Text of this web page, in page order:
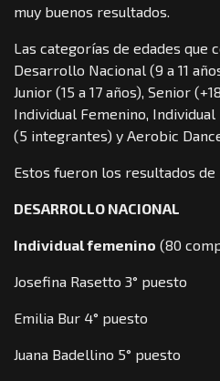
muy buenos resultados.
Las categorías de edades que
Desarrollo Nacional (9 a 11
Junior (15 a 17 años), Senior
Individual Femenino,
(5 integrantes) y Aerobic
Estos fueron los resultados de
DESARROLLO NACIONAL
Individual femenino (80
Josefina Rasetto 3° puesto
Emilia Bur 4° puesto
Juana Badellino 5° puesto